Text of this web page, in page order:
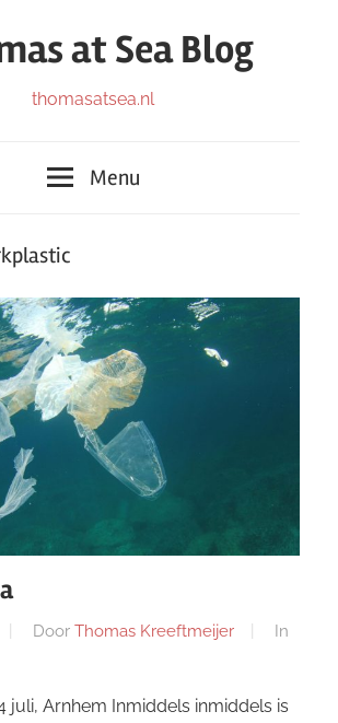
at Sea Blog
thomasatsea.nl
Menu
DoorThomas Kreeftmeijer
In
juli, Arnhem Inmiddels inmiddels is